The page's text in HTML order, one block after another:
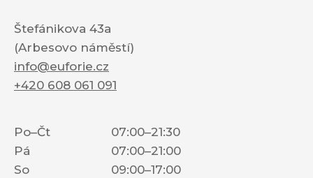
Štefánikova 43a
(Arbesovo náměstí)
info@euforie.cz
+420 608 061 091
Po–Čt
07:00–21:30
Pá
07:00–21:00
So
09:00–17:00